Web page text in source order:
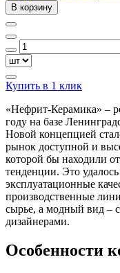
В корзину
Купить в 1 клик
«Нефрит-Керамика» –
году на базе
Новой концепцией
рынок доступной и
которой бы находили
тенденции. Это
эксплуатационные
производственные
сырье, а модный вид –
дизайнерами.
Особенности